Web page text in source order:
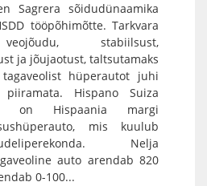
Sagrera sõidudünaamika
tööpõhimõtte. Tarkvara
stabiilsust,
ja jõujaotust, taltsutamaks
hüperautot juhi
Hispano Suiza
on Hispaania margi
mis kuulub
Nelja
auto arendab 820
0-100...